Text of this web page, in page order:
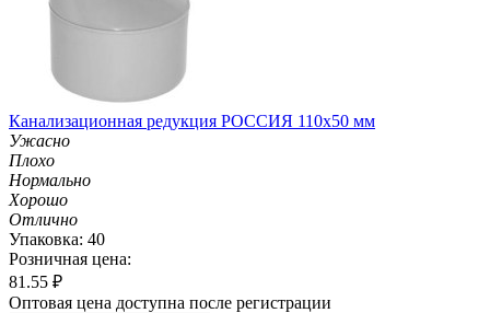
Канализационная редукция РОССИЯ 110х50 мм
Ужасно
Плохо
Нормально
Хорошо
Отлично
Упаковка: 40
Розничная цена:
81.55 ₽
Оптовая цена доступна после регистрации